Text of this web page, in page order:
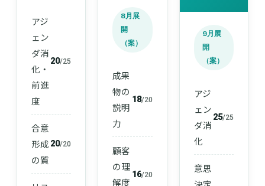
アジ
ェン
ダ消
化・
前進
度
20/25
合意
形成
の質
20/20
8月展
開
（案）
成果
物の
説明
力
18/20
顧客
の理
解度
16/20
9月展
開
（案）
アジ
ェン
ダ消
化
25/25
意思